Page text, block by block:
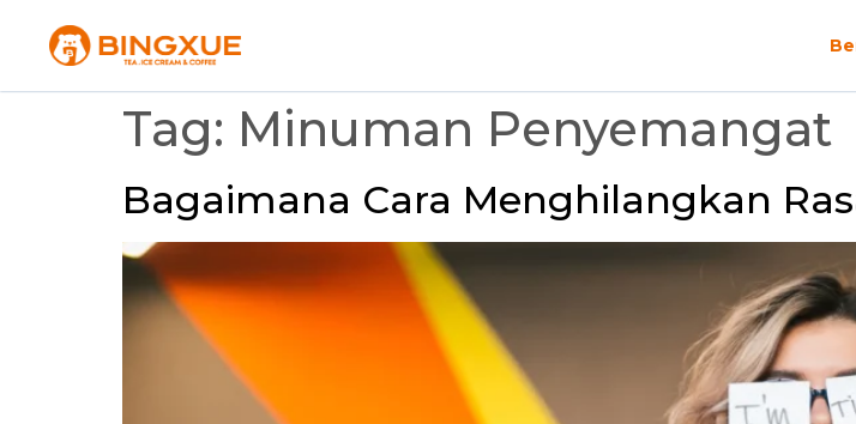
Tag: Minuman Penyemangat
Bagaimana Cara Menghilangkan